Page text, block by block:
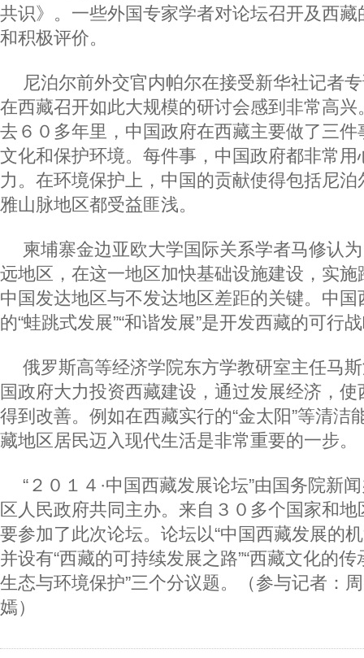
共识》。一些外国专家学者对论坛召开及西
和积极评价。
尼泊尔前外交官内帕尔在接受新华社记者
在西藏召开如此大规模的研讨会感到非常高
去６０多年里，中国政府在西藏主要做了三
文化和保护环境。每件事，中国政府都非常
力。在环境保护上，中国的贡献使得包括尼
雅山脉地区都受益匪浅。
柬埔寨金边亚欧大学国际关系学者马修认
远地区，在这一地区加快基础设施建设，实
中国发达地区与不发达地区差距的关键。中
的“蛙跳式发展”“和谐发展”是开发西藏的可行
俄罗斯高等经济学院东方学教研室主任马
国政府大力投资西藏建设，通过发展经济，
得到改善。例如在西藏实行的“金太阳”等清洁
藏地区居民迈入现代生活是非常重要的一步。
“２０１４·中国西藏发展论坛”由国务院新
区人民政府共同主办。来自３０多个国家和
要参加了此次论坛。论坛以“中国西藏发展的
并设有“西藏的可持续发展之路”“西藏文化的传
生态与环境保护”三个分议题。（参与记者：
嫣）